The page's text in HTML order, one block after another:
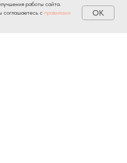
работы сайта.
соглашаетесь с правилами
OK